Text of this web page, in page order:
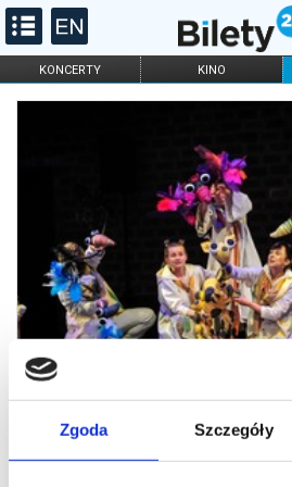
Zgoda Szczegóły
KONCERTY KINO
FILHARMONIA OPERA I BALET
Z głową w